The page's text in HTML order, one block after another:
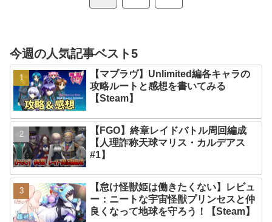
今週の人気記事ベスト5
【マブラヴ】Unlimited編各キャラの
攻略ルートと感想を書いてみる
【Steam】
【FGO】終章レイドバトル周回編成
【人理詐称天球マリス・カルデアス
#1】
【怠け怪獣姫は働きたくない】レビュ
ー：ニートな宇宙怪獣プリンセスと仲
良くなって地球を守ろう！【Steam】